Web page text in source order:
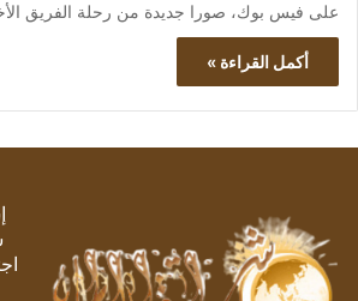
على فيس بوك، صورا جديدة من رحلة الفريق
أكمل القراءة »